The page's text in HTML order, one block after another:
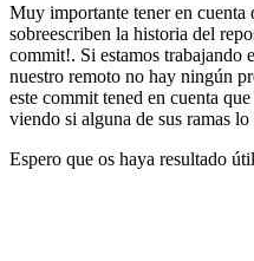
Muy importante tener en cuenta
sobreescriben la historia del
commit!. Si estamos trabajando
nuestro remoto no hay ningún
este commit tened en cuenta
viendo si alguna de sus ramas lo
Espero que os haya resultado